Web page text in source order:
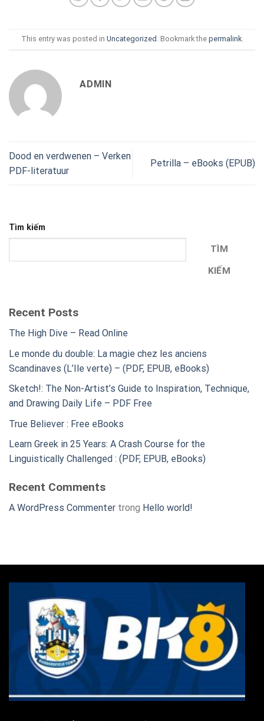
This entry was posted in Uncategorized . Bookmark the permalink.
ADMIN
Dood en verdwenen – Verken
PDF-literatuur
Petrilla – eBooks (EPUB)
Tìm kiếm
TÌM
KIẾM
Recent Posts
The High Dive – Read Online
Le monde du double: La magie chez les anciens
Scandinaves (L’Ile verte) – (PDF, EPUB, eBooks)
Sketch!: The Non-Artist’s Guide to Inspiration, Technique,
and Drawing Daily Life – PDF Free
True Believer : Free eBooks
Learn Greek in 25 Years: A Crash Course for the
Linguistically Challenged : (PDF, EPUB, eBooks)
Recent Comments
A WordPress Commenter trong Hello world!